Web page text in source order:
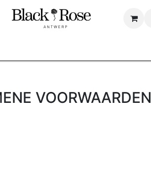
VOORWAARDEN